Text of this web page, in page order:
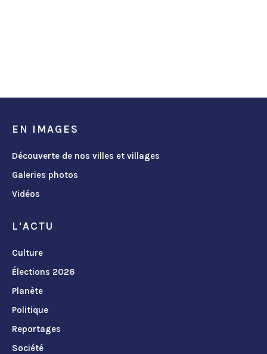
EN IMAGES
Découverte de nos villes et villages
Galeries photos
Vidéos
L'ACTU
Culture
Élections 2026
Planète
Politique
Reportages
Société